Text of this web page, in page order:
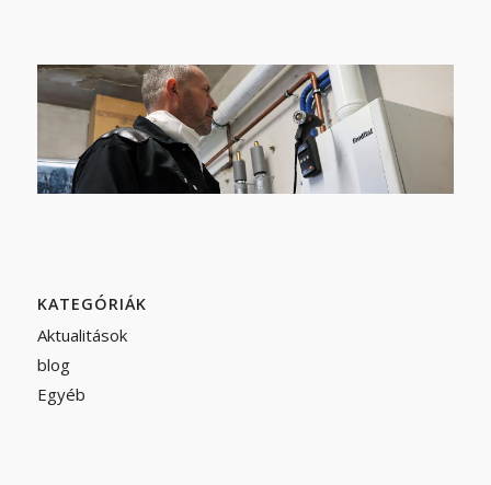
KATEGÓRIÁK
Aktualitások
blog
Egyéb